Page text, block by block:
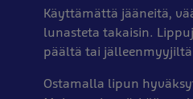
Käyttämättä jääneitä,
lunasteta takaisin.
päältä tai
Ostamalla lipun